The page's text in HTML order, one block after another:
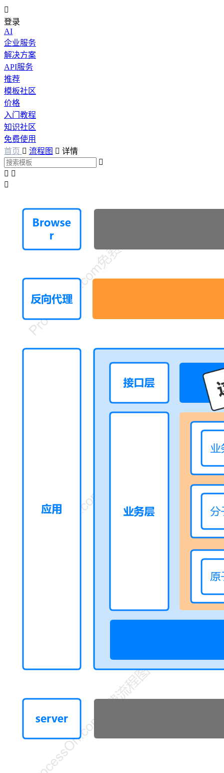

登录
AI
企业服务
解决方案
API服务
推荐
模板社区
价格
入门教程
知识社区
免费使用
首页  流程图  详情

 
